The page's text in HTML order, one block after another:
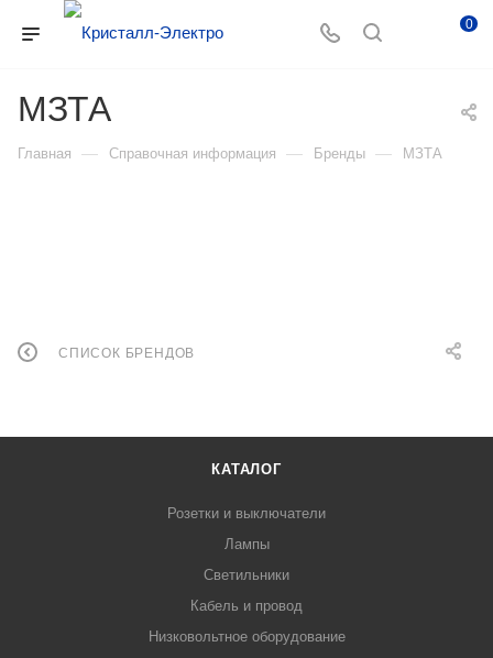
0
МЗТА
Главная — Справочная информация — Бренды — МЗТА
СПИСОК БРЕНДОВ
КАТАЛОГ
Розетки и выключатели
Лампы
Светильники
Кабель и провод
Низковольтное оборудование